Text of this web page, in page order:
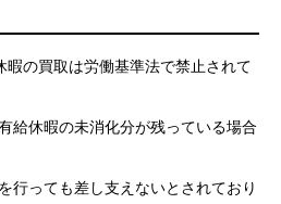
暇の買取は労働基準法で禁止されて
給休暇の未消化分が残っている場合
行っても差し支えないとされており